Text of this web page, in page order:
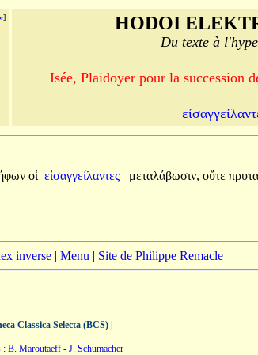
»]
HODOI
Du texte à
Isée, Plaidoyer pour la succession
οἱ εἰσαγγείλαντες μεταλάβωσιν, οὔτε
inverse | Menu | Site de Philippe Remacle
Classica Selecta (BCS)
: B. Maroutaeff - J. Schumacher